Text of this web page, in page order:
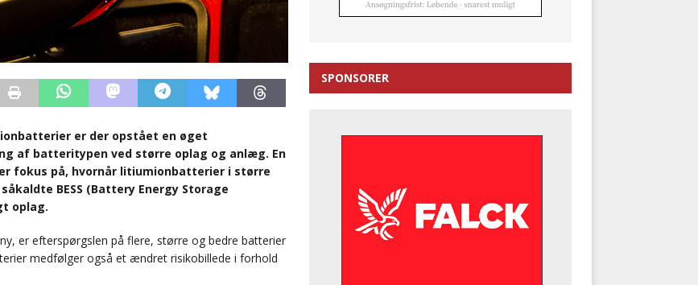
er der opstået en øget
af batteritypen ved større oplag og anlæg. En
fokus på, hvornår litiumionbatterier i større
BESS (Battery Energy Storage
oplag.
er efterspørgslen på flere, større og bedre batterier
medfølger også et ændret risikobillede i forhold
SPONSORER